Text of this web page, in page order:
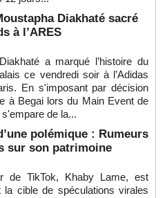
Diakhaté sacré
à l’ARES
a marqué l’histoire du
ce vendredi soir à l’Adidas
En s'imposant par décision
à Begai lors du Main Event de
s'empare de la...
polémique : Rumeurs
sur son patrimoine
de TikTok, Khaby Lame, est
la cible de spéculations virales